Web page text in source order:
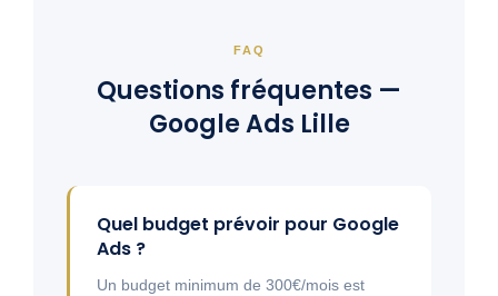
FAQ
Questions fréquentes —
Google Ads Lille
Quel budget prévoir pour Google
Ads ?
Un budget minimum de 300€/mois est